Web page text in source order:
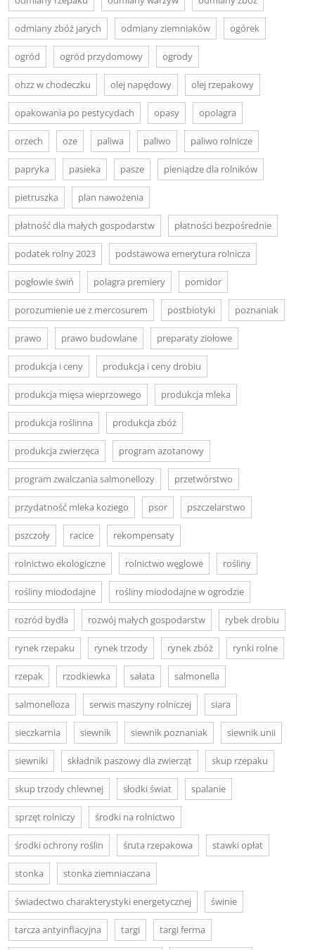
odmiany zbóż jarych odmiany ziemniaków ogórek
ogród ogród przydomowy ogrody
ohzz w chodeczku olej napędowy olej rzepakowy
opakowania po pestycydach opasy opolagra
orzech oze paliwa paliwo paliwo rolnicze
papryka pasieka pasze pieniądze dla rolników
pietruszka plan nawożenia
płatność dla małych gospodarstw płatności bezpośrednie
podatek rolny 2023 podstawowa emerytura rolnicza
pogłowie świń polagra premiery pomidor
porozumienie ue z mercosurem postbiotyki poznaniak
prawo prawo budowlane preparaty ziołowe
produkcja i ceny produkcja i ceny drobiu
produkcja mięsa wieprzowego produkcja mleka
produkcja roślinna produkcja zbóż
produkcja zwierzęca program azotanowy
program zwalczania salmonellozy przetwórstwo
przydatność mleka koziego psor pszczelarstwo
pszczoły racice rekompensaty
rolnictwo ekologiczne rolnictwo węglowe rośliny
rośliny miododajne rośliny miododajne w ogrodzie
rozród bydła rozwój małych gospodarstw rybek drobiu
rynek rzepaku rynek trzody rynek zbóż rynki rolne
rzepak rzodkiewka sałata salmonella
salmonelloza serwis maszyny rolniczej siara
sieczkarnia siewnik siewnik poznaniak siewnik unii
siewniki składnik paszowy dla zwierząt skup rzepaku
skup trzody chlewnej słodki świat spalanie
sprzęt rolniczy środki na rolnictwo
środki ochrony roślin śruta rzepakowa stawki opłat
stonka stonka ziemniaczana
świadectwo charakterystyki energetycznej świnie
tarcza antyinflacyjna targi targi ferma